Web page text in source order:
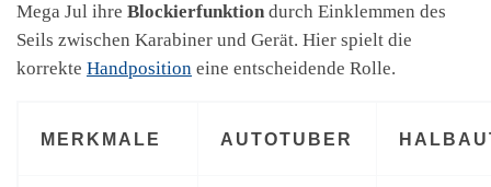
Mega Jul ihre Blockierfunktion durch Einklemmen des
Seils zwischen Karabiner und Gerät. Hier spielt die
korrekte Handposition eine entscheidende Rolle.
MERKMALE AUTOTUBER